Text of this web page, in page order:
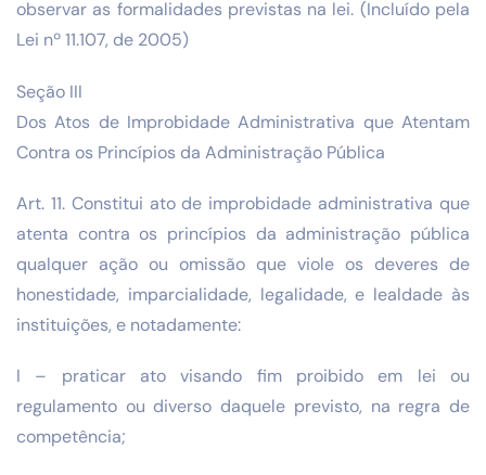
observar as formalidades previstas na lei. (Incluído pela
Lei nº 11.107, de 2005)
Seção III
Dos Atos de Improbidade Administrativa que Atentam
Contra os Princípios da Administração Pública
Art. 11. Constitui ato de improbidade administrativa que
atenta contra os princípios da administração pública
qualquer ação ou omissão que viole os deveres de
honestidade, imparcialidade, legalidade, e lealdade às
instituições, e notadamente:
I – praticar ato visando fim proibido em lei ou
regulamento ou diverso daquele previsto, na regra de
competência;